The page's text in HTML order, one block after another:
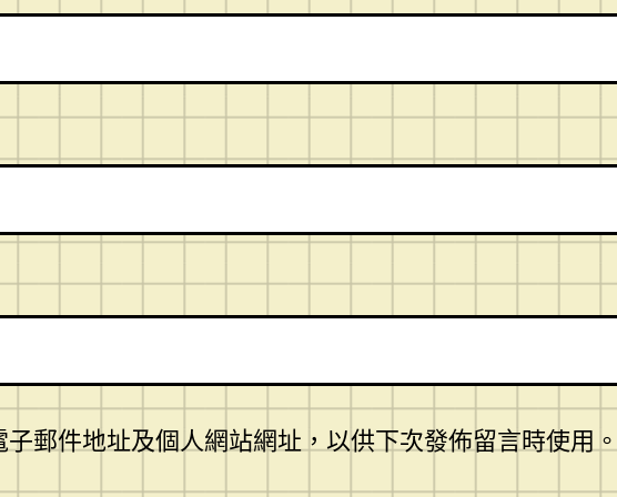
郵件地址及個人網站網址，以供下次發佈留言時使用